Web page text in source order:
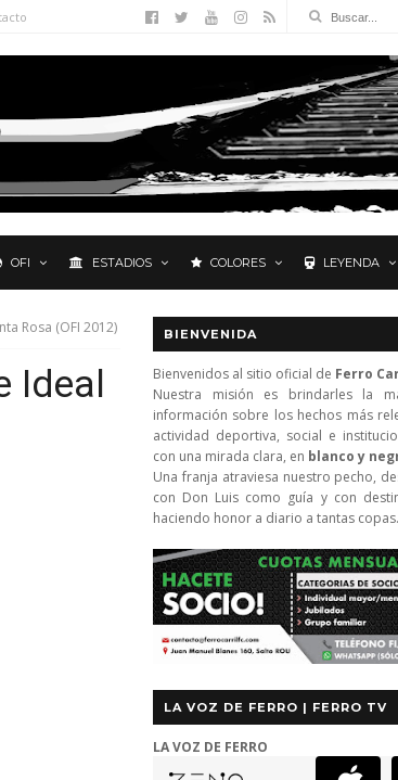
OFI ESTADIOS COLORES LEYENDA
Rosa (OFI 2012)
Ideal
BIENVENIDA
Bienvenidos al sitio oficial de Ferro
Nuestra misión es brindarles la
información sobre los hechos más
actividad deportiva, social e
con una mirada clara, en blanco y
Una franja atraviesa nuestro pecho,
con Don Luis como guía y con
haciendo honor a diario a tantas copas.
LA VOZ DE FERRO | FERRO TV
LA VOZ DE FERRO